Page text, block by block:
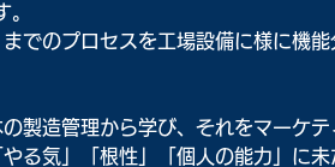
でのプロセスを工場設備に様に機能
製造管理から学び、それをマーケテ
る気」「根性」「個人の能力」に未